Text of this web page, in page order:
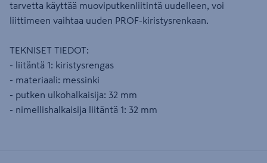
tarvetta käyttää muoviputkenliitintä uudelleen, voi
liittimeen vaihtaa uuden PROF-kiristysrenkaan.
TEKNISET TIEDOT:
- liitäntä 1: kiristysrengas
- materiaali: messinki
- putken ulkohalkaisija: 32 mm
- nimellishalkaisija liitäntä 1: 32 mm